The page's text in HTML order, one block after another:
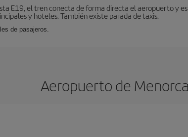
E19, el tren conecta de forma directa el aeropuerto y
y hoteles. También existe parada de taxis.
de pasajeros.
Aeropuerto de Menorca